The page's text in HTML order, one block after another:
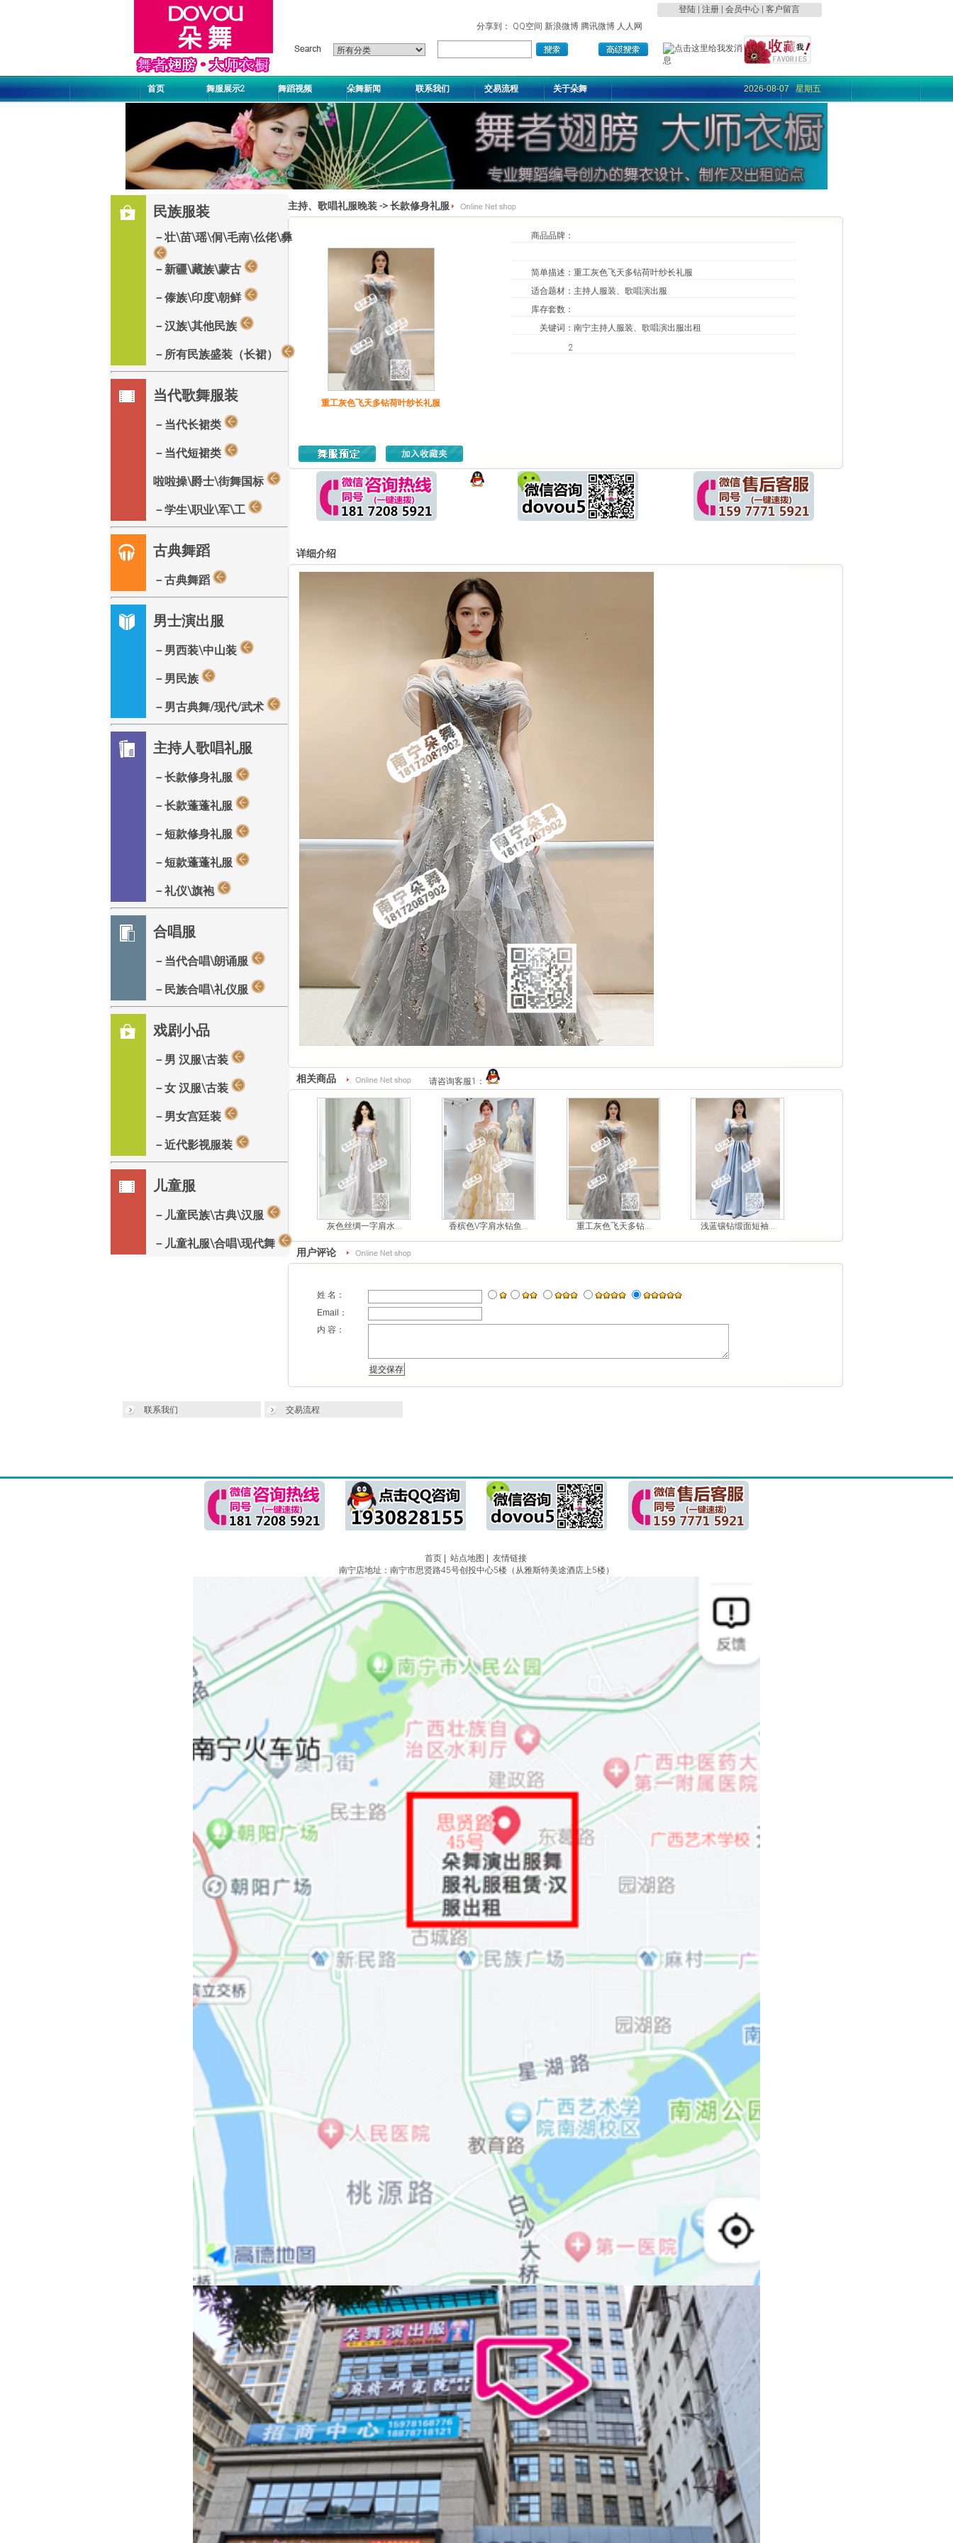
登陆 注册 会员中心
客户留言
分享到：
QQ空间 新浪微博 腾讯微博 人人网
首页 舞服展示2 舞蹈视频 朵舞新闻 联系我们 交易流程 关于朵舞 2026-08-07 星期五
民族服装
－壮\苗\瑶\侗\毛南\仫佬\彝
－新疆\藏族\蒙古
－傣族\印度\朝鲜
－汉族\其他民族
－所有民族盛装（长裙）
当代歌舞服装
－当代长裙类
－当代短裙类
啦啦操\爵士\街舞国标
－学生\职业\军\工
古典舞蹈
－古典舞蹈
男士演出服
－男西装\中山装
－男民族
－男古典舞/现代/武术
主持人歌唱礼服
－长款修身礼服
－长款蓬蓬礼服
－短款修身礼服
－短款蓬蓬礼服
－礼仪\旗袍
合唱服
－当代合唱\朗诵服
－民族合唱\礼仪服
戏剧小品
－男 汉服\古装
－女 汉服\古装
－男女宫廷装
－近代影视服装
儿童服
－儿童民族\古典\汉服
－儿童礼服\合唱\现代舞
主持、歌唱礼服晚装->长款修身礼服
重工灰色飞天多钻荷叶纱长礼服
商品品牌：
简单描述： 重工灰色飞天多钻荷叶纱长礼服
适合题材 ： 主持人服装、歌唱演出服
库存套数 ：
关键词 ： 南宁主持人服装、歌唱演出服出租
2
详细介绍
相关商品 请咨询客服1：
灰色丝绸一字肩水... 香槟色V字肩水钻鱼... 重工灰色飞天多钻... 浅蓝镶钻缎面短袖...
用户评论
姓 名：
Email：
内 容：
联系我们 交易流程
首页| 站点地图
友情链接
南宁店地址：南宁市思贤路45号创投中心5楼（从雅斯特美途酒店上5楼）